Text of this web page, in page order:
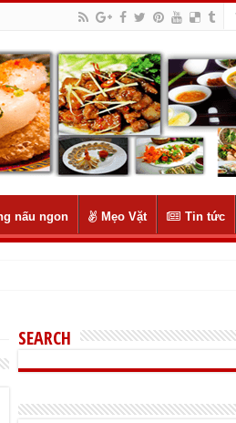
nấu ngon Mẹo Vặt Tin tức
SEARCH